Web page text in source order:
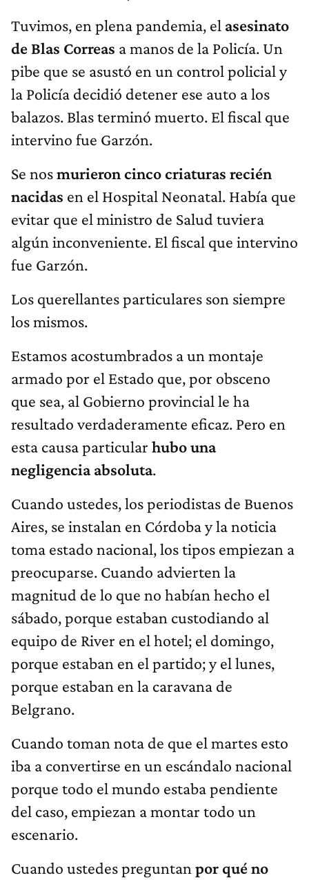
Tuvimos, en plena pandemia, el asesinato
de Blas Correas a manos de la Policía. Un
pibe que se asustó en un control policial y
la Policía decidió detener ese auto a los
balazos. Blas terminó muerto. El fiscal que
intervino fue Garzón.
Se nosmurieron cinco criaturas recién
nacidas en el Hospital Neonatal. Había que
evitar que el ministro de Salud tuviera
algún inconveniente. El fiscal que intervino
fue Garzón.
Los querellantes particulares son siempre
los mismos.
Estamos acostumbrados a un montaje
armado por el Estado que, por obsceno
que sea, al Gobierno provincial le ha
resultado verdaderamente eficaz. Pero en
esta causa particular hubo una
negligencia absoluta.
Cuando ustedes, los periodistas de Buenos
Aires, se instalan en Córdoba y la noticia
toma estado nacional, los tipos empiezan a
preocuparse. Cuando advierten la
magnitud de lo que no habían hecho el
sábado, porque estaban custodiando al
equipo de River en el hotel; el domingo,
porque estaban en el partido; y el lunes,
porque estaban en la caravana de
Belgrano.
Cuando toman nota de que el martes esto
iba a convertirse en un escándalo nacional
porque todo el mundo estaba pendiente
del caso, empiezan a montar todo un
escenario.
Cuando ustedes preguntan por qué no